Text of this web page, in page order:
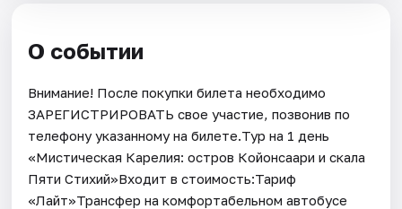
О событии
Внимание! После покупки билета необходимо
ЗАРЕГИСТРИРОВАТЬ свое участие, позвонив по
телефону указанному на билете.Тур на 1 день
«Мистическая Карелия: остров Койонсаари и скала
Пяти Стихий»Входит в стоимость:Тариф
«Лайт»Трансфер на комфортабельном автобусе